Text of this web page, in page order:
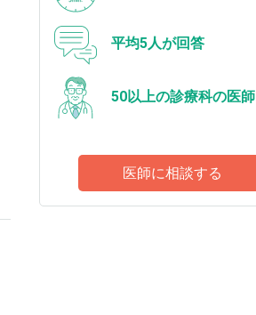
平均5人が回答
50以上の診療科の医師
医師に相談する